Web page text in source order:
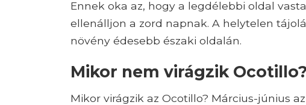
Ennek oka az, hogy a legdélebbi oldal
ellenálljon a zord napnak. A helytelen
növény édesebb északi oldalán.
Mikor nem virágzik Ocotillo?
Mikor virágzik az Ocotillo? Március-június